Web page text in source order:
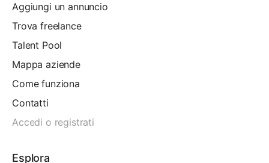
Aggiungi un annuncio
Trova freelance
Talent Pool
Mappa aziende
Come funziona
Contatti
Accedi o registrati
Esplora